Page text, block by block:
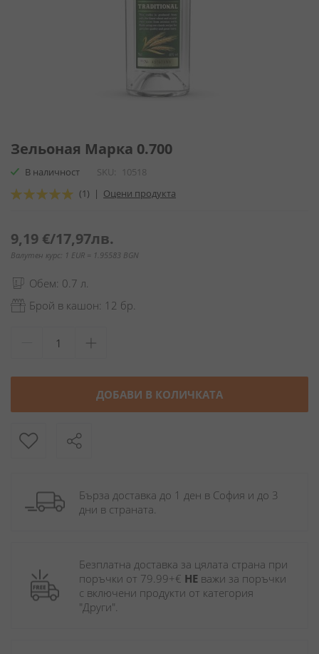
към
на
галерия
със
Зельоная Марка 0.700
В наличност SKU
10518
Оценка:
(1) | Оцени продукта
9,19 €/17,97лв.
Валутен курс: 1 EUR = 1.95583 BGN
Обем: 0.7 л.
Брой в кашон: 12 бр.
ДОБАВИ В КОЛИЧКАТА
Бърза доставка до 1 ден в София и до 3
дни в страната.
Безплатна доставка за цялата страна при
поръчки от 79.99+€ НЕ важи за поръчки
с включени продукти от категория
"Други".